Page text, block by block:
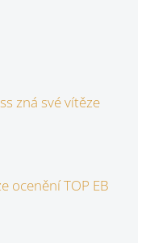
zná své vítěze
ocenění TOP EB